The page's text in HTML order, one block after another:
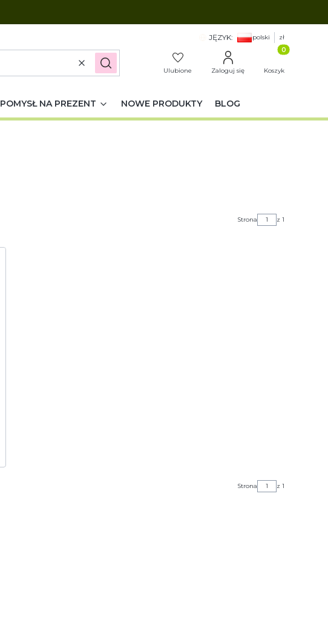
JĘZYK: polski zł
WyczyśćSzukaj Ulubione Zaloguj się
Produkty w
Koszyk
POMYSŁ NA PREZENT NOWE PRODUKTY BLOG
Strona z 1
Strona z 1